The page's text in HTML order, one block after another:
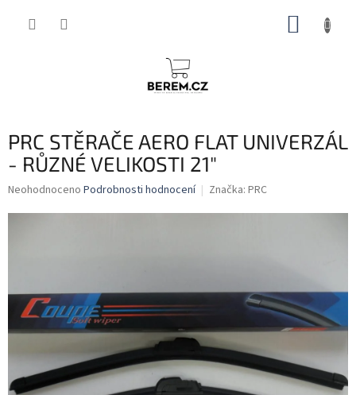
PRC STĚRAČE AERO FLAT UNIVERZÁL
- RŮZNÉ VELIKOSTI 21"
Průměrné
hvězdiček.
Neohodnoceno Podrobnosti hodnocení Značka: PRC